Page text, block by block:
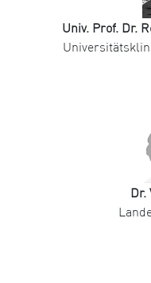
Univ. Prof. Dr.
Dr.